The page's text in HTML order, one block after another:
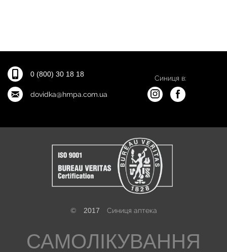
0 (800) 30 18 18
dovidka@hmpa.com.ua
Синиця в:
© 2017 Синиця аптека
САМОЛІКУВАННЯ